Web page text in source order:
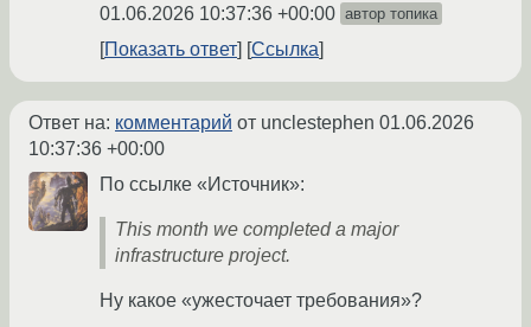
01.06.2026 10:37:36 +00:00 автор топика
Показать ответ Ссылка
Ответ на: комментарий от unclestephen 01.06.2026
10:37:36 +00:00
По ссылке «Источник»:
This month we completed a major
infrastructure project.
Ну какое «ужесточает требования»?